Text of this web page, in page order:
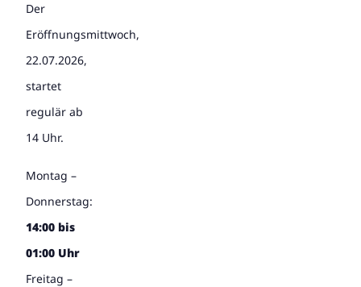
Der
Eröffnungsmittwoch,
22.07.2026,
startet
regulär ab
14 Uhr.
Montag –
Donnerstag:
14:00 bis
01:00 Uhr
Freitag –